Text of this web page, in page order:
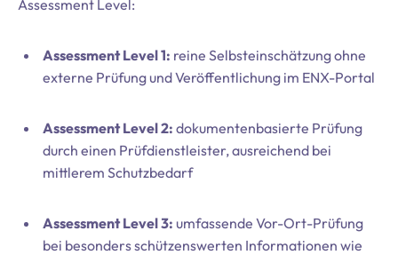
Assessment Level:
Assessment Level 1: reine Selbsteinschätzung ohne
externe Prüfung und Veröffentlichung im ENX-Portal
Assessment Level 2: dokumentenbasierte Prüfung
durch einen Prüfdienstleister, ausreichend bei
mittlerem Schutzbedarf
Assessment Level 3: umfassende Vor-Ort-Prüfung
bei besonders schützenswerten Informationen wie